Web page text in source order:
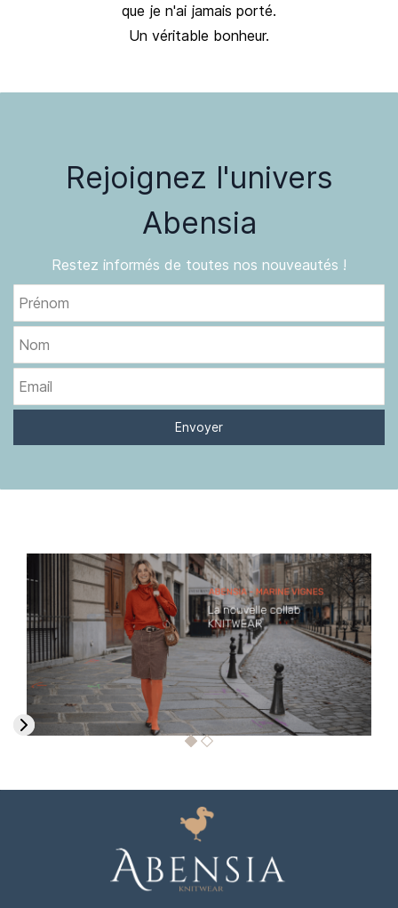
que je n'ai jamais porté.
Un véritable bonheur.
Rejoignez l'univers
Abensia
Restez informés de toutes nos nouveautés !
Envoyer